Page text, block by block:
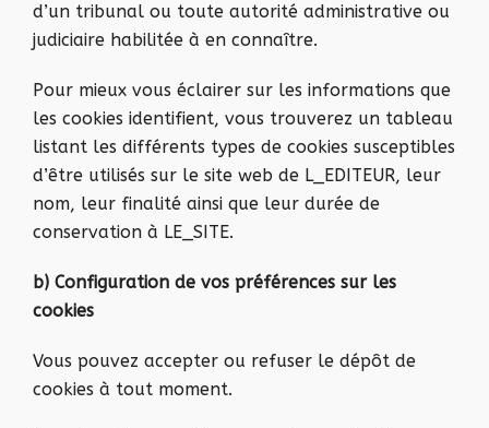
d’un tribunal ou toute autorité administrative ou
judiciaire habilitée à en connaître.
Pour mieux vous éclairer sur les informations que
les cookies identifient, vous trouverez un tableau
listant les différents types de cookies susceptibles
d’être utilisés sur le site web de L_EDITEUR, leur
nom, leur finalité ainsi que leur durée de
conservation à LE_SITE.
b) Configuration de vos préférences sur les
cookies
Vous pouvez accepter ou refuser le dépôt de
cookies à tout moment.